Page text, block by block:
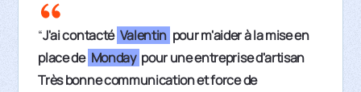
“J'ai contacté Valentin pour m'aider à la mise en
place de Monday pour une entreprise d'artisan
Très bonne communication et force de